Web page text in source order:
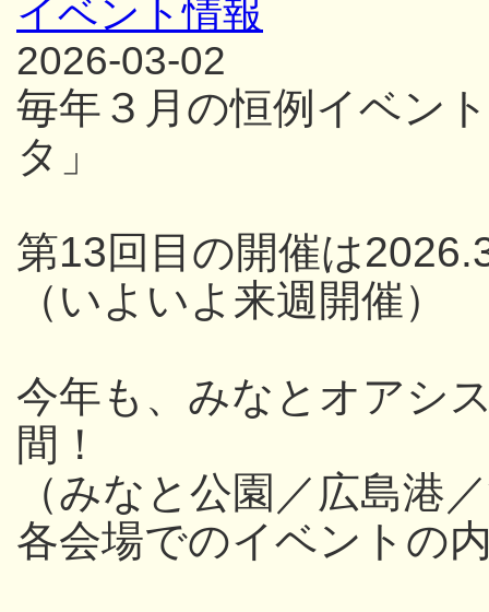
イベント情報
2026-03-02
毎年３月の恒例イベン
タ」
第13回目の開催は
（いよいよ来週開催）
今年も、みなとオアシ
間！
（みなと公園／広島港
各会場でのイベントの